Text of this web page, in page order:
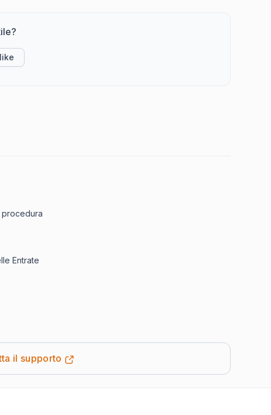
procedura
Entrate
il supporto